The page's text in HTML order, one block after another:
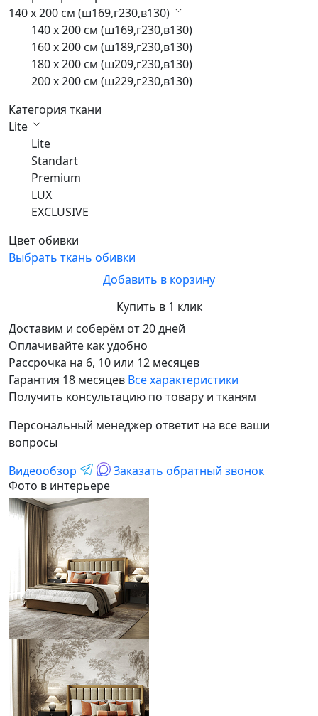
140 x 200 см (ш169,г230,в130)
140 x 200 см (ш169,г230,в130)
160 x 200 см (ш189,г230,в130)
180 x 200 см (ш209,г230,в130)
200 x 200 см (ш229,г230,в130)
Категория ткани
Lite
Lite
Standart
Premium
LUX
EXCLUSIVE
Цвет обивки
Выбрать ткань обивки
Добавить в корзину
Купить в 1 клик
Доставим и соберём от 20 дней
Оплачивайте как удобно
Рассрочка на 6, 10 или 12 месяцев
Гарантия 18 месяцев Все характеристики
Получить консультацию по товару и тканям
Персональный менеджер ответит на все ваши
вопросы
Видеообзор
Заказать обратный звонок
Фото в интерьере